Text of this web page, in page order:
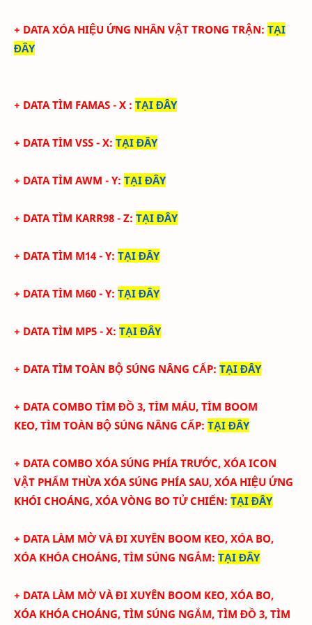
+ DATA XÓA HIỆU ỨNG NHÂN VẬT TRONG TRẬN: TẠI
ĐÂY
+ DATA TÌM FAMAS - X : TẠI ĐÂY
+ DATATÌM VSS - X: TẠI ĐÂY
+ DATATÌM AWM - Y: TẠI ĐÂY
+ DATATÌM KARR98 - Z: TẠI ĐÂY
+ DATATÌM M14 - Y: TẠI ĐÂY
+ DATATÌM M60 - Y: TẠI ĐÂY
+ DATATÌM MP5 - X: TẠI ĐÂY
+ DATATÌM TOÀN BỘ SÚNG NÂNG CẤP: TẠI ĐÂY
+ DATA COMBO TÌM ĐỒ 3, TÌM MÁU, TÌM BOOM
KEO, TÌM TOÀN BỘ SÚNG NÂNG CẤP: TẠI ĐÂY
+ DATA COMBO XÓA SÚNG PHÍA TRƯỚC, XÓA ICON
VẬT PHẨM THỪA XÓA SÚNG PHÍA SAU, XÓA HIỆU ỨNG
KHÓI CHOÁNG, XÓA VÒNG BO TỬ CHIẾN: TẠI ĐÂY
+ DATA LÀM MỜ VÀ ĐI XUYÊN BOOM KEO, XÓA BO,
XÓA KHÓA CHOÁNG, TÌM SÚNG NGẮM: TẠI ĐÂY
+ DATA LÀM MỜ VÀ ĐI XUYÊN BOOM KEO, XÓA BO,
XÓA KHÓA CHOÁNG, TÌM SÚNG NGẮM, TÌM ĐỒ 3, TÌM